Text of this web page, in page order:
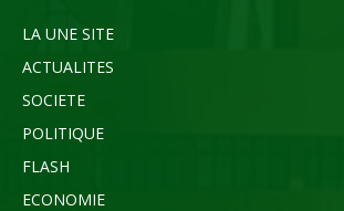
LA UNE SITE
ACTUALITES
SOCIETE
POLITIQUE
FLASH
ECONOMIE